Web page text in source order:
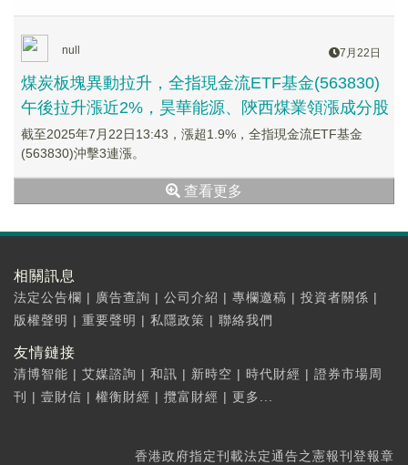
null 7月22日
煤炭板塊異動拉升，全指現金流ETF基金(563830)
午後拉升漲近2%，昊華能源、陝西煤業領漲成分股
截至2025年7月22日13:43，漲超1.9%，全指現金流ETF基金
(563830)沖擊3連漲。
查看更多
相關訊息
法定公告欄 | 廣告查詢 | 公司介紹 | 專欄邀稿 | 投資者關係 |
版權聲明 | 重要聲明 | 私隱政策 | 聯絡我們
友情鏈接
清博智能 | 艾媒諮詢 | 和訊 | 新時空 | 時代財經 | 證券市場周
刊
| 壹財信 | 權衡財經 | 攬富財經 | 更多...
香港政府指定刊載法定通告之憲報刊登報章